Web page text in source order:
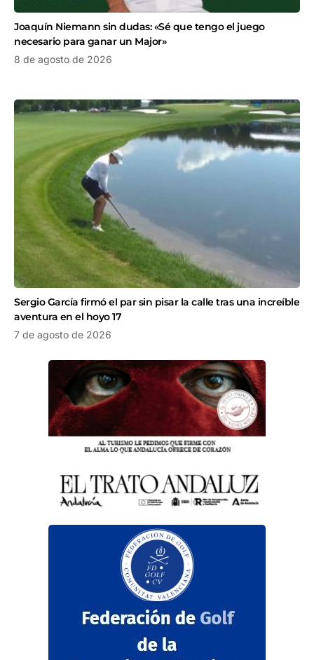
Joaquín Niemann sin dudas: «Sé que tengo el juego
necesario para ganar un Major»
8 de agosto de 2026
Sergio García firmó el par sin pisar la calle tras una increíble
aventura en el hoyo 17
7 de agosto de 2026